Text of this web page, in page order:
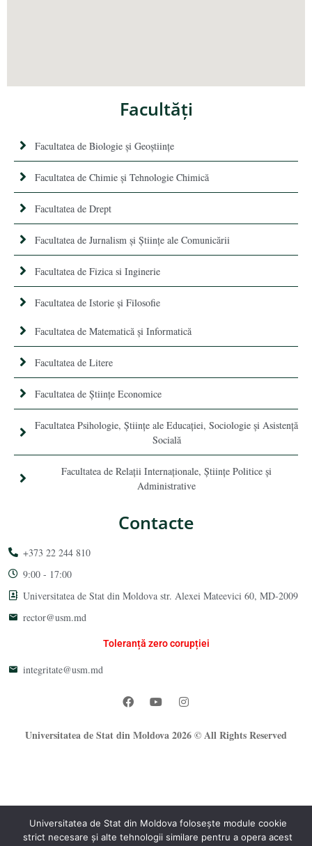
Facultăţi
Facultatea de Biologie și Geoștiințe
Facultatea de Chimie şi Tehnologie Chimică
Facultatea de Drept
Facultatea de Jurnalism şi Ştiinţe ale Comunicării
Facultatea de Fizica si Inginerie
Facultatea de Istorie şi Filosofie
Facultatea de Matematică şi Informatică
Facultatea de Litere
Facultatea de Științe Economice
Facultatea Psihologie, Ştiinţe ale Educaţiei, Sociologie și Asistență
Socială
Facultatea de Relaţii Internaţionale, Ştiinţe Politice şi
Administrative
Contacte
+373 22 244 810
9:00 - 17:00
Universitatea de Stat din Moldova str. Alexei Mateevici 60, MD-2009
rector@usm.md
Toleranță zero corupției
integritate@usm.md
Universitatea de Stat din Moldova 2026 © All Rights Reserved
Universitatea de Stat din Moldova folosește module cookie
strict necesare și alte tehnologii similare pentru a opera acest